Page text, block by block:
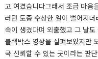
고 여겼습니다그래서 조금 마음
러던 도중 수상한 일이 벌어지더
속이 생겼다며 외출했고 그 날
블랙박스 영상을 살펴보았지만
국 신뢰할 수 있는 곳이라는 판